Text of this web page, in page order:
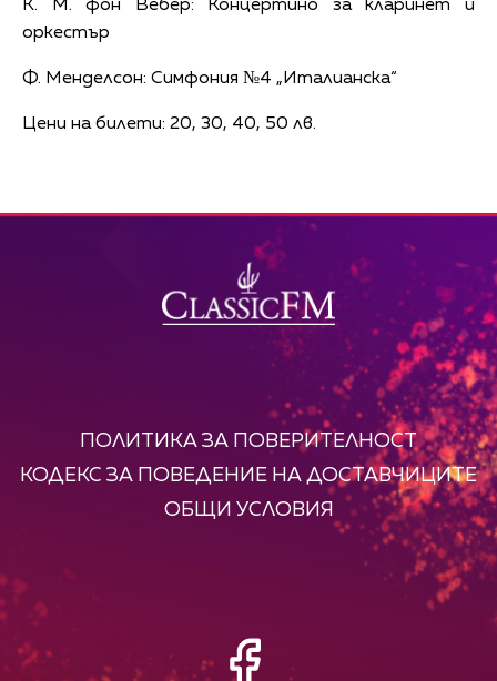
К. М. фон Вебер: Концертино за кларинет и
оркестър
Ф. Менделсон: Симфония №4 „Италианска“
Цени на билети: 20, 30, 40, 50 лв.
ПОЛИТИКА ЗА ПОВЕРИТЕЛНОСТ
КОДЕКС ЗА ПОВЕДЕНИЕ НА ДОСТАВЧИЦИТЕ
ОБЩИ УСЛОВИЯ